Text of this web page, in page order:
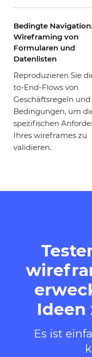
Bedingte Navigation.
Wireframing von
Formularen und
Datenlisten
Reproduzieren Sie
to-End-Flows von
Geschäftsregeln und
Bedingungen, um
spezifischen
Ihres wireframes zu
validieren.
Ideen
Es ist